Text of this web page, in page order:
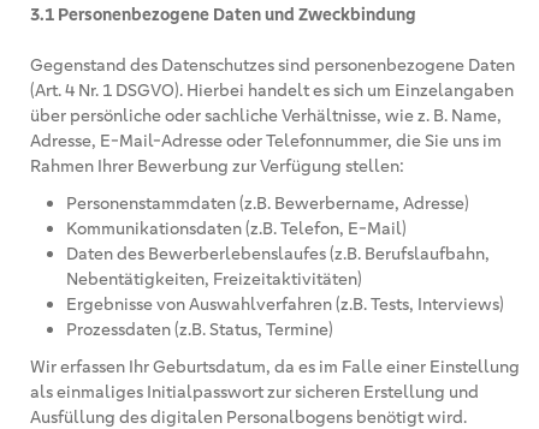
3.1 Personenbezogene Daten und Zweckbindung
Gegenstand des Datenschutzes sind personenbezogene Daten
(Art. 4 Nr. 1 DSGVO). Hierbei handelt es sich um Einzelangaben
über persönliche oder sachliche Verhältnisse, wie z. B. Name,
Adresse, E-Mail-Adresse oder Telefonnummer, die Sie uns im
Rahmen Ihrer Bewerbung zur Verfügung stellen:
Personenstammdaten (z.B. Bewerbername, Adresse)
Kommunikationsdaten (z.B. Telefon, E-Mail)
Daten des Bewerberlebenslaufes (z.B. Berufslaufbahn,
Nebentätigkeiten, Freizeitaktivitäten)
Ergebnisse von Auswahlverfahren (z.B. Tests, Interviews)
Prozessdaten (z.B. Status, Termine)
Wir erfassen Ihr Geburtsdatum, da es im Falle einer Einstellung
als einmaliges Initialpasswort zur sicheren Erstellung und
Ausfüllung des digitalen Personalbogens benötigt wird.